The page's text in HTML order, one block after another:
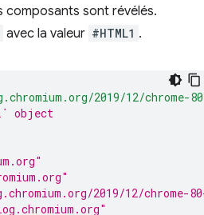
composants sont révélés.
avec la valeur #HTML1 .
2019/12/chrome-
object
2019/12/chrome-